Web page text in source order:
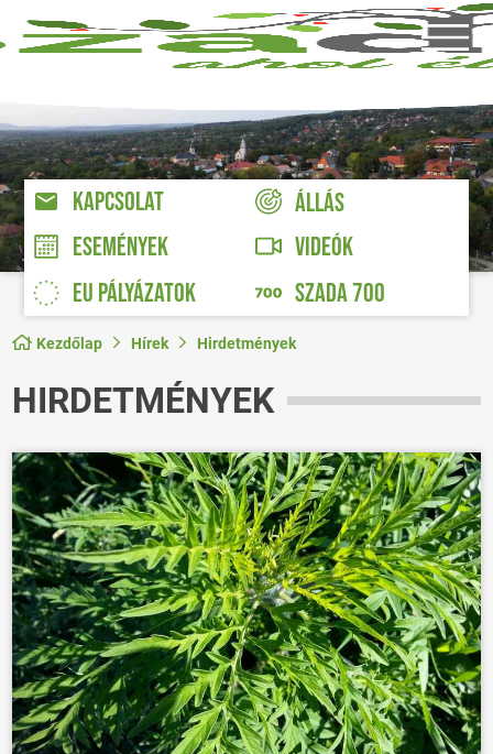
KAPCSOLAT
ÁLLÁS
ESEMÉNYEK
VIDEÓK
EU PÁLYÁZATOK
SZADA 700
Kezdőlap Hírek Hirdetmények
HIRDETMÉNYEK